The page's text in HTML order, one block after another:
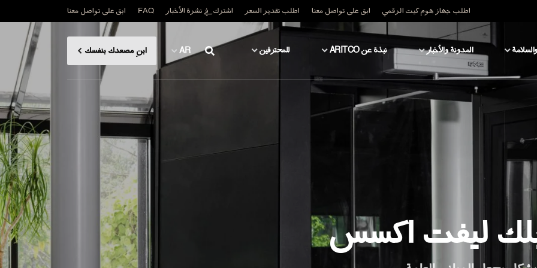
اطلب جهاز هوم كيت الرقمي ابق على تواصل معنا اطلب تقدير السعر اشترك في نشرة الأخبار FAQ ابق على تواصل معنا
المدونة والأخبار نبذة عن ARITCO للمحترفين AR ابنِ مصعدك بنفسك
ليفت اكسس